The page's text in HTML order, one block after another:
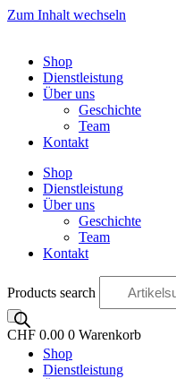
Zum Inhalt wechseln
Shop
Dienstleistung
Über uns
Geschichte
Team
Kontakt
Shop
Dienstleistung
Über uns
Geschichte
Team
Kontakt
Products search
CHF 0.00 0 Warenkorb
OO
Shop
Dienstleistung